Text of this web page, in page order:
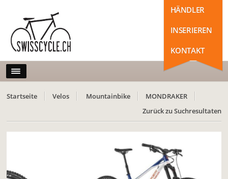
HÄNDLER
INSERIEREN
KONTAKT
Startseite Velos Mountainbike
MONDRAKER
Zurück zu Suchresultaten